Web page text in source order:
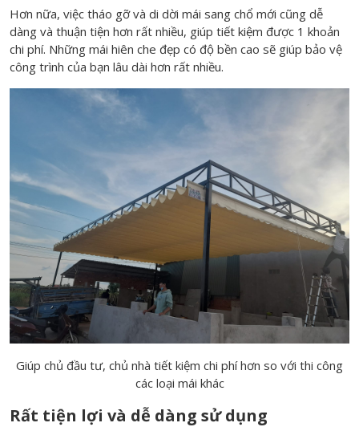
Hơn nữa, việc tháo gỡ và di dời mái sang chổ mới cũng dễ
dàng và thuận tiện hơn rất nhiều, giúp tiết kiệm được 1 khoản
chi phí. Những mái hiên che đẹp có độ bền cao sẽ giúp bảo vệ
công trình của bạn lâu dài hơn rất nhiều.
Giúp chủ đầu tư, chủ nhà tiết kiệm chi phí hơn so với thi công
các loại mái khác
Rất tiện lợi và dễ dàng sử dụng